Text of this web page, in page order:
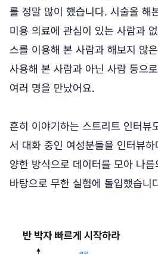
를 정말 많이 했습니다. 시술을 해
미용 의료에 관심이 있는 사람과
스를 이용해 본 사람과 해보지 않
사용해 본 사람과 아닌 사람 등으
여러 명을 만났어요.
흔히 이야기하는 스트리트 인터뷰
서 대화 중인 여성분들을 인터뷰
양한 방식으로 데이터를 모아 나
바탕으로 무한 실험에 돌입했습니